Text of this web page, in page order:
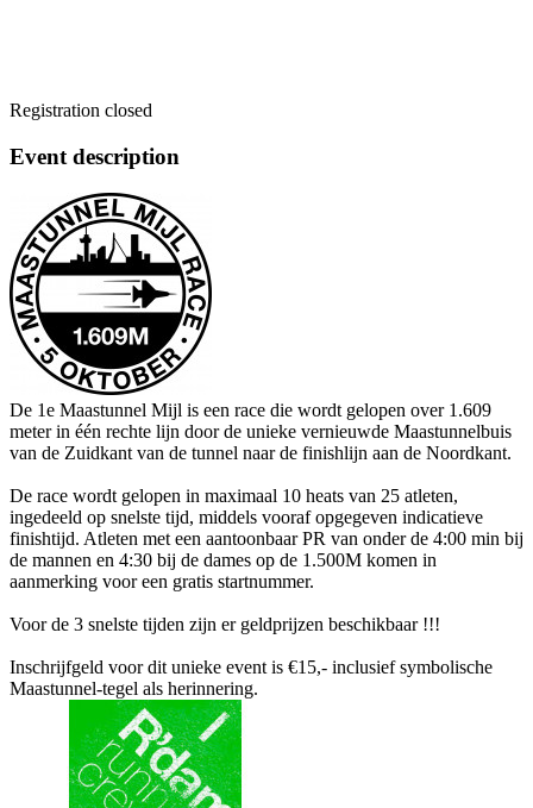
Registration closed
Event description
De 1e Maastunnel Mijl is een race die wordt gelopen over 1.609
meter in één rechte lijn door de unieke vernieuwde Maastunnelbuis
van de Zuidkant van de tunnel naar de finishlijn aan de Noordkant.
De race wordt gelopen in maximaal 10 heats van 25 atleten,
ingedeeld op snelste tijd, middels vooraf opgegeven indicatieve
finishtijd. Atleten met een aantoonbaar PR van onder de 4:00 min bij
de mannen en 4:30 bij de dames op de 1.500M komen in
aanmerking voor een gratis startnummer.
Voor de 3 snelste tijden zijn er geldprijzen beschikbaar !!!
Inschrijfgeld voor dit unieke event is €15,- inclusief symbolische
Maastunnel-tegel als herinnering.